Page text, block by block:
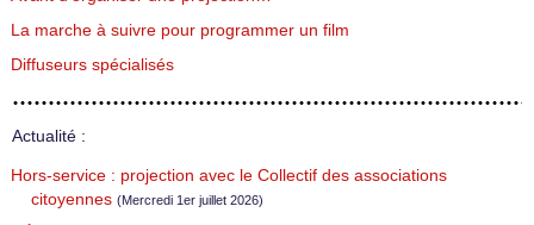
La marche à suivre pour programmer un film
Diffuseurs spécialisés
Actualité :
Hors-service : projection avec le Collectif des associations
citoyennes (Mercredi 1er juillet 2026)